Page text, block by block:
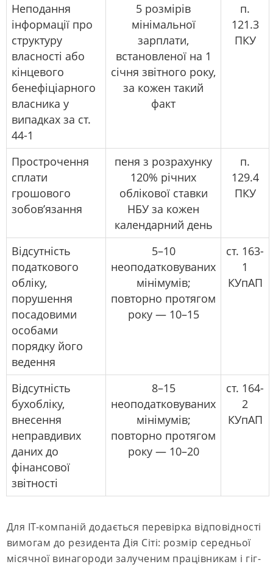
Неподання
інформації про
структуру
власності або
кінцевого
бенефіціарного
власника у
випадках за ст.
44-1
5 розмірів
мінімальної
зарплати,
встановленої на 1
січня звітного року,
за кожен такий
факт
п.
121.3
ПКУ
Прострочення
сплати
грошового
зобов’язання
пеня з розрахунку
120% річних
облікової ставки
НБУ за кожен
календарний день
п.
129.4
ПКУ
Відсутність
податкового
обліку,
порушення
посадовими
особами
порядку його
ведення
5–10
неоподатковуваних
мінімумів;
повторно протягом
року — 10–15
ст. 163-
1
КУпАП
Відсутність
бухобліку,
внесення
неправдивих
даних до
фінансової
звітності
8–15
неоподатковуваних
мінімумів;
повторно протягом
року — 10–20
ст. 164-
2
КУпАП
Для ІТ-компаній додається перевірка відповідності
вимогам до резидента Дія Сіті: розмір середньої
місячної винагороди залученим працівникам і гіг-